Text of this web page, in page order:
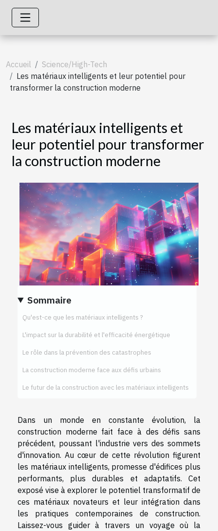
Accueil
Science/High-Tech
Les matériaux intelligents et leur potentiel pour
transformer la construction moderne
Les matériaux intelligents et
leur potentiel pour transformer
la construction moderne
Sommaire
Qu'est-ce que les matériaux intelligents ?
L'impact sur la durabilité et l'efficacité énergétique
Le rôle dans la prévention des catastrophes
La construction moderne face aux défis urbains
Le futur de la construction avec les matériaux intelligents
Dans un monde en constante évolution, la
construction moderne fait face à des défis sans
précédent, poussant l'industrie vers des sommets
d'innovation. Au cœur de cette révolution figurent
les matériaux intelligents, promesse d'édifices plus
performants, plus durables et adaptatifs. Cet
exposé vise à explorer le potentiel transformatif de
ces matériaux novateurs et leur intégration dans
les pratiques contemporaines de construction.
Laissez-vous guider à travers un voyage où la